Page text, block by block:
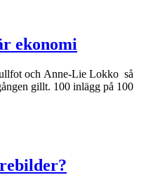
ekonomi
och Anne-Lie Lokko så
gillt. 100 inlägg på 100